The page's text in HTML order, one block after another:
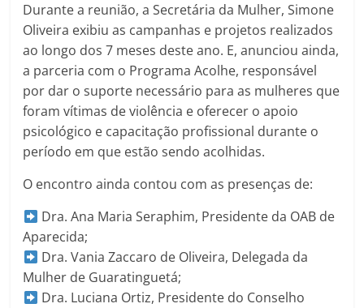
Durante a reunião, a Secretária da Mulher, Simone
Oliveira exibiu as campanhas e projetos realizados
ao longo dos 7 meses deste ano. E, anunciou ainda,
a parceria com o Programa Acolhe, responsável
por dar o suporte necessário para as mulheres que
foram vítimas de violência e oferecer o apoio
psicológico e capacitação profissional durante o
período em que estão sendo acolhidas.
O encontro ainda contou com as presenças de:
Dra. Ana Maria Seraphim, Presidente da OAB de
Aparecida;
Dra. Vania Zaccaro de Oliveira, Delegada da
Mulher de Guaratinguetá;
Dra. Luciana Ortiz, Presidente do Conselho